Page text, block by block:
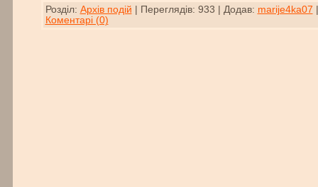
Розділ: Архів подій Переглядів: 933 Додав: marije4ka07
Коментарі (0)